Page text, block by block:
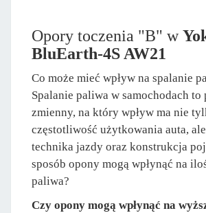
Opory toczenia "B" w
BluEarth-4S AW21
Co może mieć wpływ na spalanie
Spalanie paliwa w samochodach to
zmienny, na który wpływ ma nie
częstotliwość użytkowania auta,
technika jazdy oraz konstrukcja
sposób opony mogą wpłynąć na
paliwa?
Czy opony mogą wpłynąć na